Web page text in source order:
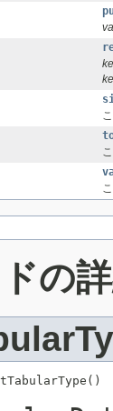
の